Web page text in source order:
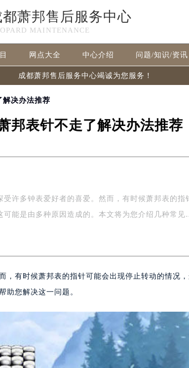
都萧邦售后服务中心
MAINTENANCE
网点大全 中心介绍 问题/知识/资讯
成都萧邦售后服务中心竭诚为您服务！
解决办法推荐
邦表针不走了解决办法推荐
受许多钟表爱好者的喜爱。然而，有时候萧邦表的指
可能是由多种原因造成的。本文将为您介绍几种常见
，有时候萧邦表的指针可能会出现停止转动的情况
助您解决这一问题。